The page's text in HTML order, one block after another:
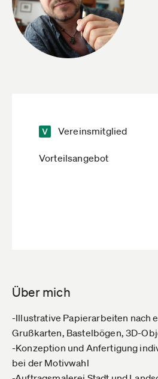
Vereinsmitglied
Vorteilsangebot
Über mich
-Illustrative Papierarbeiten nach
Grußkarten, Bastelbögen, 3D-
-Konzeption und Anfertigung
bei der Motivwahl